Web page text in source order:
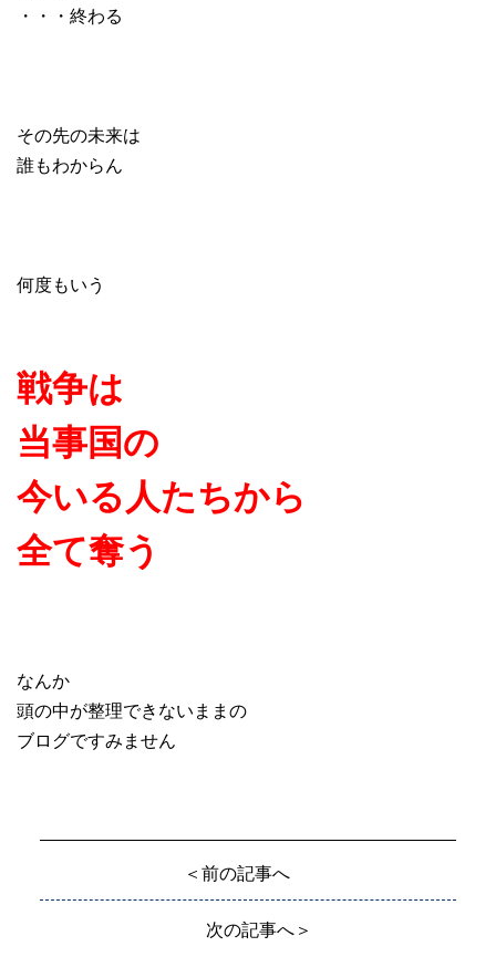
・・・終わる
その先の未来は
誰もわからん
何度もいう
戦争は
当事国の
今いる人たちから
全て奪う
なんか
頭の中が整理できないままの
ブログですみません
＜前の記事へ
次の記事へ＞